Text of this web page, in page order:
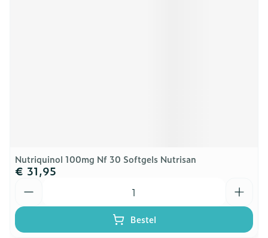
Nutriquinol 100mg Nf 30 Softgels Nutrisan
€ 31,95
Bestel